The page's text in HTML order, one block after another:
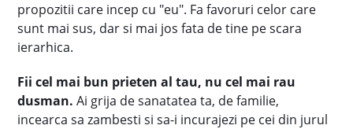
propozitii care incep cu "eu". Fa favoruri celor care
sunt mai sus, dar si mai jos fata de tine pe scara
ierarhica.
Fii cel mai bun prieten al tau, nu cel mai rau
dusman. Ai grija de sanatatea ta, de familie,
incearca sa zambesti si sa-i incurajezi pe cei din jurul